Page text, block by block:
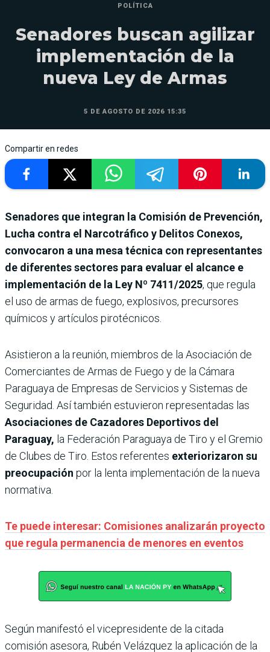
POLÍTICA
Senadores buscan agilizar
implementación de la
nueva Ley de Armas
5 DE AGOSTO DE 2026 15:35
Compartir en redes
Senadores que integran la Comisión de Prevención,
Lucha contra el Narcotráfico y Delitos Conexos,
convocaron a una mesa técnica con representantes
de diferentes sectores para evaluar el alcance e
implementación de la Ley Nº 7411/2025, que regula
el uso de armas de fuego, explosivos, precursores
químicos y artículos pirotécnicos.
Asistieron a la reunión, miembros de la Asociación de
Comerciantes de Armas de Fuego y de la Cámara
Paraguaya de Empresas de Servicios y Sistemas de
Seguridad. Así también estuvieron representadas las
Asociaciones de Cazadores Deportivos del
Paraguay, la Federación Paraguaya de Tiro y el Gremio
de Clubes de Tiro. Estos referentes exteriorizaron su
preocupación por la lenta implementación de la nueva
normativa.
Te puede interesar: Comisiones analizarán proyecto
que regula permanencia de menores en eventos
Según manifestó el vicepresidente de la citada
comisión asesora, Rubén Velázquez la aplicación de la